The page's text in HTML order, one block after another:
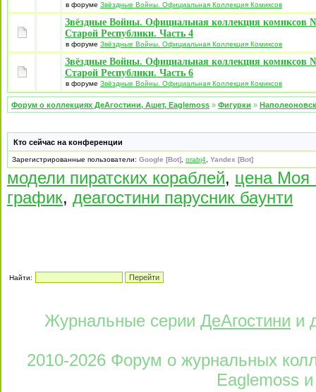
в форуме Звёздные Войны. Официальная Коллекция Комиксов
Звёздные Войны. Официальная коллекция комиксов
Старой Республики. Часть 4
в форуме Звёздные Войны. Официальная Коллекция Комиксов
Звёздные Войны. Официальная коллекция комиксов
Старой Республики. Часть 6
в форуме Звёздные Войны. Официальная Коллекция Комиксов
Форум о коллекциях ДеАгостини, Ашет, Eaglemoss » Фигурки »
Кто сейчас на конференции
Зарегистрированные пользователи: Google [Bot] orabj4 Yandex [Bot]
модели пиратских кораблей, цена Моя
график, деагостини парусник баунти
Найти:
Журнальные серии ДеАгостини и
2010-2026 Форум о журнальных
Eaglemoss и